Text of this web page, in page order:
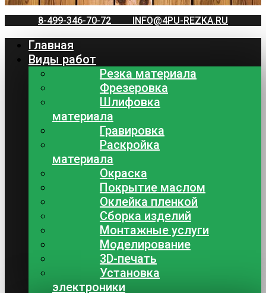
8-499-346-70-72 INFO@4PU-REZKA.RU
Главная
Виды работ
Резка материала
Фрезеровка
Шлифовка
материала
Гравировка
Раскройка
материала
Окраска
Покрытие маслом
Оклейка пленкой
Сборка изделий
Монтажные услуги
Моделирование
3D-печать
Установка
электроники